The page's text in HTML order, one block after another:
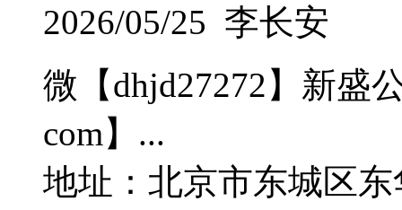
2026/05/25 李长安
微【dhjd27272】新盛
com】...
地址：北京市东城区